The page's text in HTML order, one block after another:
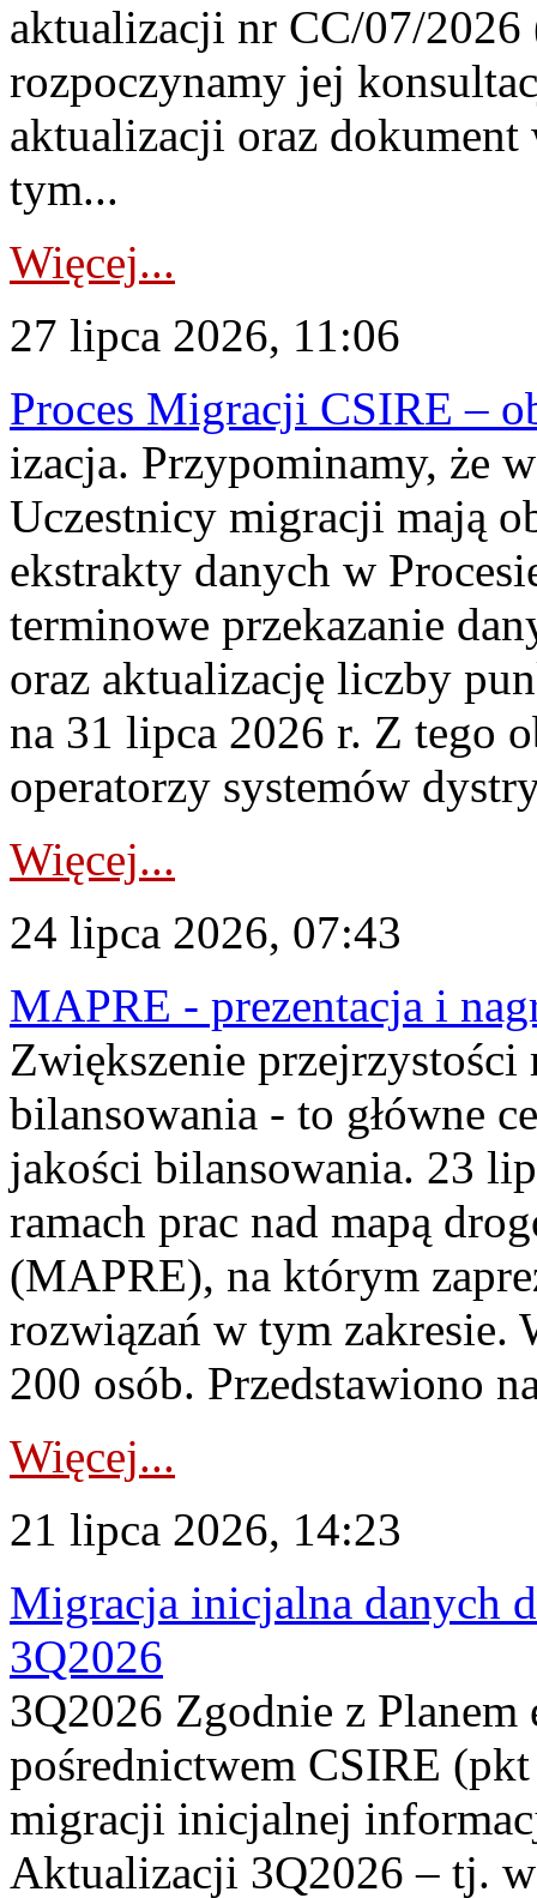
aktualizacji nr CC/07/
rozpoczynamy jej
aktualizacji oraz
tym...
Więcej...
27 lipca 2026, 11:06
Proces Migracji CSIRE –
izacja. Przypominamy, że
Uczestnicy migracji mają
ekstrakty danych w
terminowe przekazanie
oraz aktualizację liczby
na 31 lipca 2026 r. Z tego
operatorzy systemów
Więcej...
24 lipca 2026, 07:43
MAPRE - prezentacja i
Zwiększenie
bilansowania - to główne
jakości bilansowania. 23
ramach prac nad mapą
(MAPRE), na którym
rozwiązań w tym zakresie.
200 osób. Przedstawiono
Więcej...
21 lipca 2026, 14:23
Migracja inicjalna danych
3Q2026
3Q2026 Zgodnie z
pośrednictwem CSIRE
migracji inicjalnej
Aktualizacji 3Q2026 – tj.